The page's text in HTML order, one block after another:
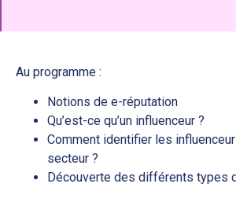
Au programme :
Notions de e-réputation
Qu’est-ce qu’un influenceur ?
Comment identifier les
secteur ?
Découverte des différents types